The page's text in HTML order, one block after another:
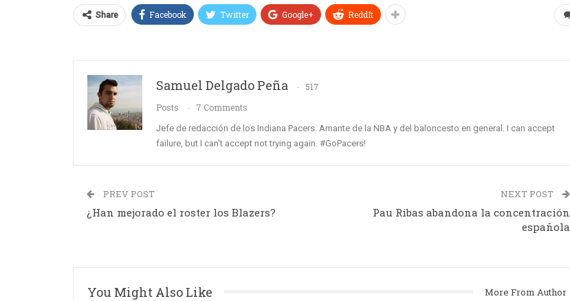
Share Facebook Twitter Google+ ReddIt
Samuel Delgado Peña
517
Posts
7 Comments
Jefe de redacción de los Indiana Pacers. Amante de la NBA y del baloncesto en general. I can accept
failure, but I can't accept not trying again. #GoPacers!
PREV POST
¿Han mejorado el roster los Blazers?
NEXT POST
Pau Ribas abandona la concentración
española
You Might Also Like More From Author